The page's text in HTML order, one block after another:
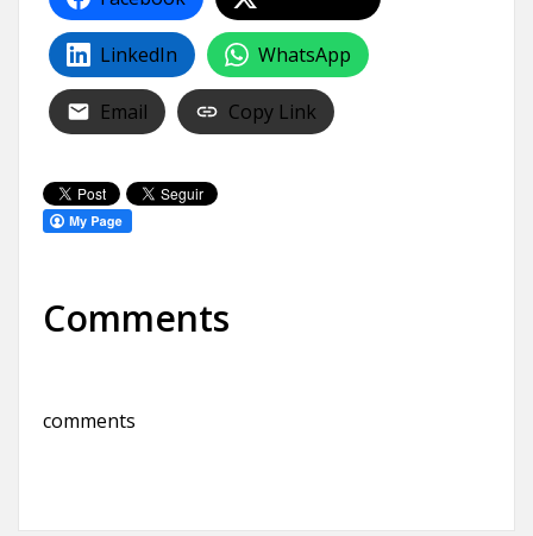
LinkedIn WhatsApp
Email Copy Link
Comments
comments